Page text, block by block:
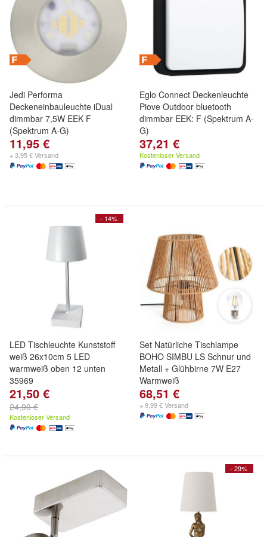
Jedi Performa
Deckeneinbauleuchte iDual
dimmbar 7,5W EEK F
(Spektrum A-G)
11,95 €
+ 3,95 € Versand
Eglo Connect Deckenleuchte
Piove Outdoor bluetooth
dimmbar EEK: F (Spektrum A-
G)
37,21 €
Kostenloser Versand
- 14%
LED Tischleuchte Kunststoff
weiß 26x10cm 5 LED
warmweiß oben 12 unten
35969
21,50 €
24,90 €
Kostenloser Versand
Set Natürliche Tischlampe
BOHO SIMBU LS Schnur und
Metall + Glühbirne 7W E27
Warmweiß
68,51 €
+ 9,99 € Versand
- 29%